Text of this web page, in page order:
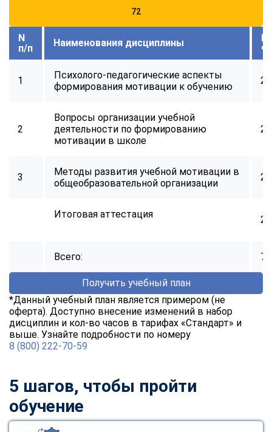
72
N
п/п
Наименования дисциплины
1
Психолого-педагогические аспекты
формирования мотивации к обучению
22
2
Вопросы организации учебной
деятельности по формированию
мотивации в школе
24
3
Методы развития учебной мотивации в
общеобразовательной организации
24
Итоговая аттестация 2
Всего: 72
Получить учебный план
*Данный учебный план является примером (не
оферта). Доступно внесение изменений в набор
дисциплин и кол-во часов в тарифах «Стандарт» и
выше. Узнайте подробности по номеру
8 (800) 222-70-59
5 шагов, чтобы пройти
обучение